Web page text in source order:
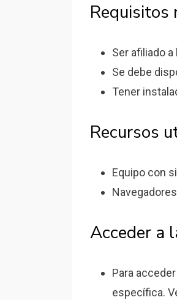
Requisitos
Ser afiliado a
Se debe
Tener
Recursos
Equipo con
Acceder a
Para
específica.